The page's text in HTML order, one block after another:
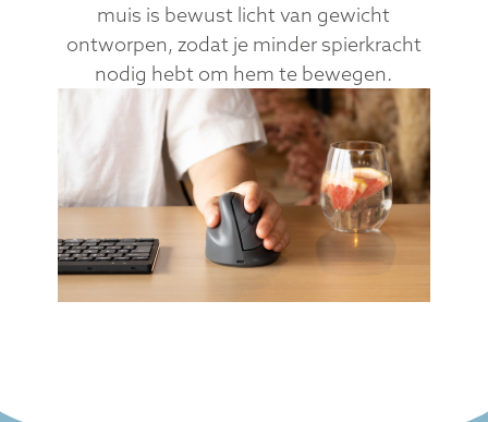
muis is bewust licht van gewicht
ontworpen, zodat je minder spierkracht
nodig hebt om hem te bewegen.